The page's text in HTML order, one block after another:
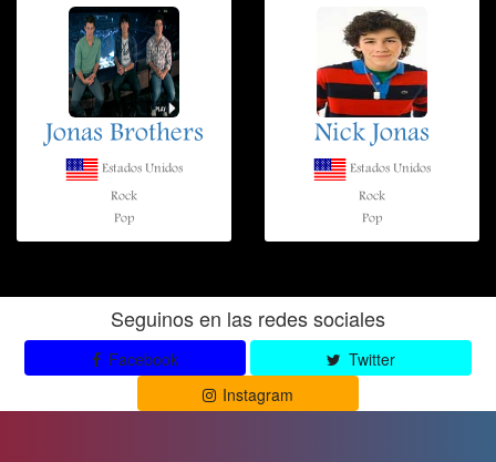
Jonas Brothers
Estados Unidos
Rock
Pop
Nick Jonas
Estados Unidos
Rock
Pop
Seguinos en las redes sociales
Facebook
Twitter
Instagram